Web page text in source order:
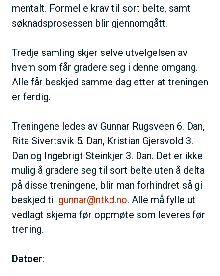
mentalt. Formelle krav til sort belte, samt
søknadsprosessen blir gjennomgått.
Tredje samling skjer selve utvelgelsen av
hvem som får gradere seg i denne omgang.
Alle får beskjed samme dag etter at treningen
er ferdig.
Treningene ledes av Gunnar Rugsveen 6. Dan,
Rita Sivertsvik 5. Dan, Kristian Gjersvold 3.
Dan og Ingebrigt Steinkjer 3. Dan. Det er ikke
mulig å gradere seg til sort belte uten å delta
på disse treningene, blir man forhindret så gi
beskjed til gunnar@ntkd.no. Alle må fylle ut
vedlagt skjema før oppmøte som leveres før
trening.
Datoer: